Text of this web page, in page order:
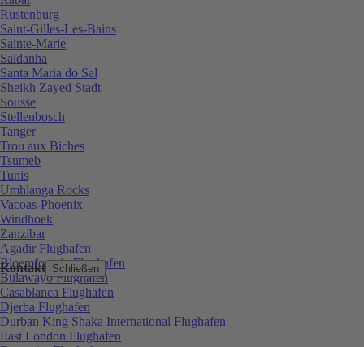
Kontakt Schließen
Rustenburg
Saint-Gilles-Les-Bains
Sainte-Marie
Saldanha
Santa Maria do Sal
Sheikh Zayed Stadt
Sousse
Stellenbosch
Tanger
Trou aux Biches
Tsumeb
Tunis
Umhlanga Rocks
Vacoas-Phoenix
Windhoek
Zanzibar
Agadir Flughafen
Bloemfontein Flughafen
Bulawayo Flughafen
Casablanca Flughafen
Djerba Flughafen
Durban King Shaka International Flughafen
East London Flughafen